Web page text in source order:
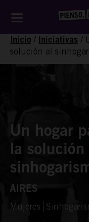
Inicio / Iniciativas /
solución al
Un hogar
la solución
AIRES
Mujeres